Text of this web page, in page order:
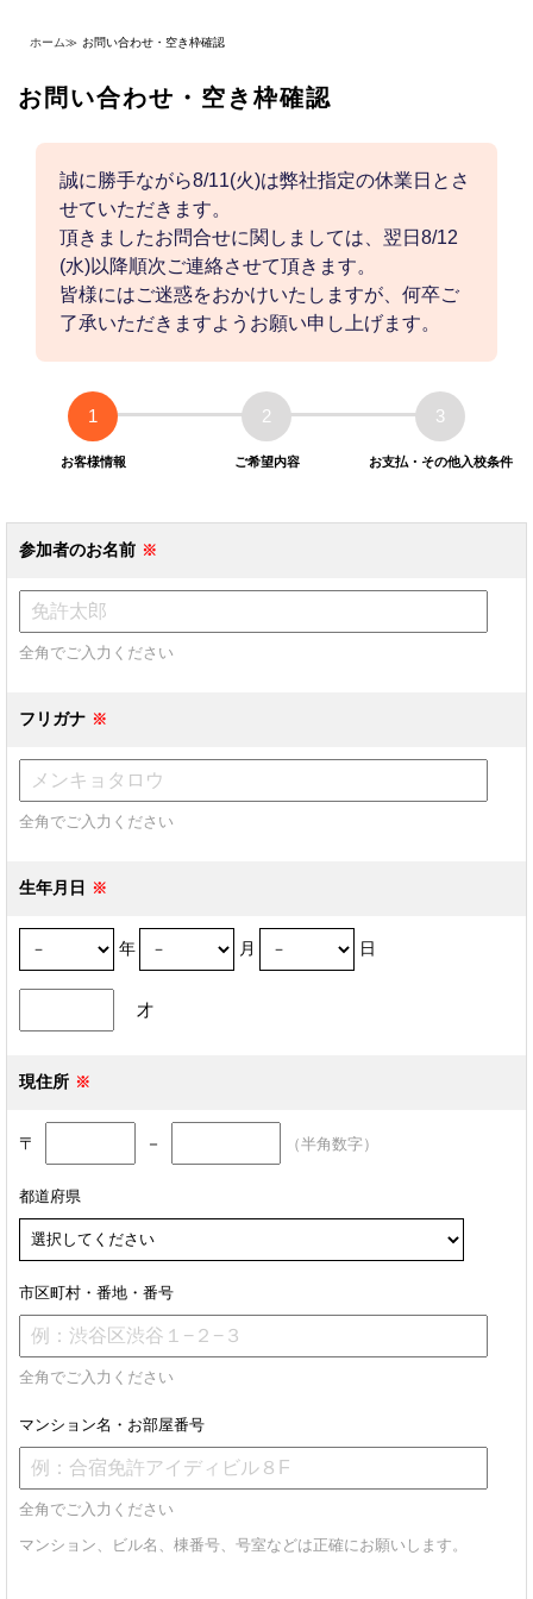
ホーム≫ お問い合わせ・空き枠確認
お問い合わせ・空き枠確認
誠に勝手ながら8/11(火)は弊社指定の休業日とさ
せていただきます。
頂きましたお問合せに関しましては、翌日8/12
(水)以降順次ご連絡させて頂きます。
皆様にはご迷惑をおかけいたしますが、何卒ご
了承いただきますようお願い申し上げます。
1
お客様情報
2
ご希望内容
3
お支払・その他入校条件
参加者のお名前
全角でご入力ください
フリガナ
全角でご入力ください
生年月日
年 月 日
才
現住所
〒 － （半角数字）
都道府県
市区町村・番地・番号
全角でご入力ください
マンション名・お部屋番号
全角でご入力ください
マンション、ビル名、棟番号、号室などは正確にお願いします。